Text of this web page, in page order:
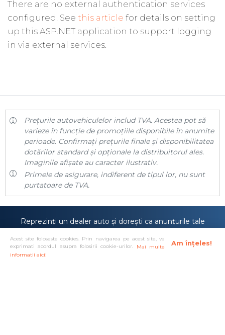
Acest site foloseste cookies. Prin navigarea pe acest site, va
exprimati acordul asupra folosirii cookie-urilor.
Mai multe
informatii aici!
Am înțeles!
There are no external authentication services
configured. See this article for details on setting
up this ASP.NET application to support logging
in via external services.
Prețurile autovehiculelor includ TVA. Acestea pot să
varieze în funcție de promoțiile disponibile în anumite
perioade. Confirmați prețurile finale și disponibilitatea
dotărilor standard și opționale la distribuitorul ales.
Imaginile afișate au caracter ilustrativ.
Primele de asigurare, indiferent de tipul lor, nu sunt
purtatoare de TVA.
Reprezinți un dealer auto și dorești ca anunțurile tale
anunțurile tale sunt deja prezente pe site-ul nostru,